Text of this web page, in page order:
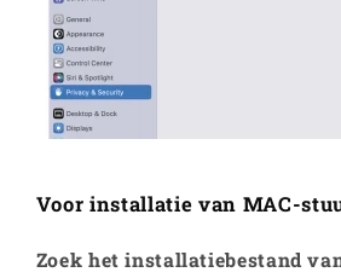
Voor installatie van MAC-
Zoek het installatiebestand